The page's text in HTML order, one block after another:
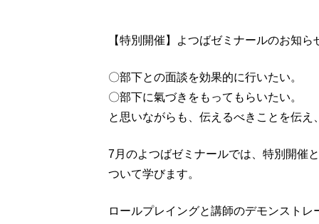
【特別開催】よつばゼミナールのお知ら
〇部下との面談を効果的に行いたい。
〇部下に氣づきをもってもらいたい。
と思いながらも、伝えるべきことを伝
7月のよつばゼミナールでは、特別開催
ついて学びます。
ロールプレイングと講師のデモンスト